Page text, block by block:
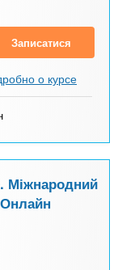
Записатися
о курсе
Міжнародний